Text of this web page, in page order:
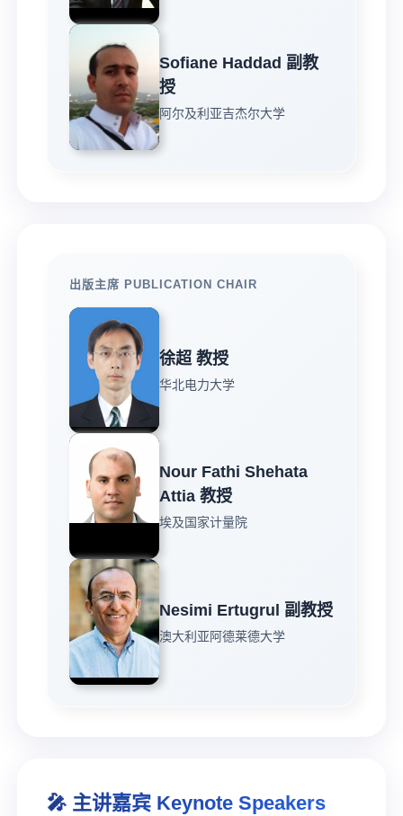
Sofiane Haddad 副教
授
阿尔及利亚吉杰尔大学
出版主席 PUBLICATION CHAIR
徐超 教授
华北电力大学
Nour Fathi Shehata
Attia 教授
埃及国家计量院
Nesimi Ertugrul 副教授
澳大利亚阿德莱德大学
🎤 主讲嘉宾 Keynote Speakers